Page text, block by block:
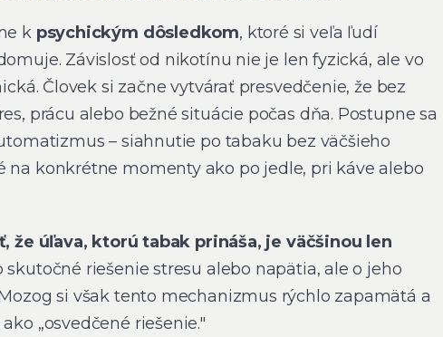
k psychickým dôsledkom, ktoré si veľa ľudí
Závislosť od nikotínu nie je len fyzická, ale vo
Človek si začne vytvárať presvedčenie, že bez
prácu alebo bežné situácie počas dňa. Postupne sa
– siahnutie po tabaku bez väčšieho
na konkrétne momenty ako po jedle, pri káve alebo
že úľava, ktorú tabak prináša, je väčšinou len
skutočné riešenie stresu alebo napätia, ale o jeho
si však tento mechanizmus rýchlo zapamätá a
„osvedčené riešenie."